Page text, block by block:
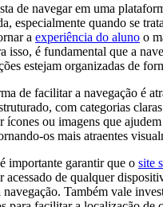
de navegar em uma
especialmente quando se
a experiência do aluno o
isso, é fundamental que a
estejam organizadas de
de facilitar a navegação é
com categorias
ícones ou imagens que
os mais atraentes
importante garantir que o site
acessado de qualquer
navegação. Também vale